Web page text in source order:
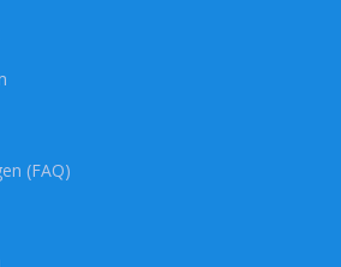
(FAQ)